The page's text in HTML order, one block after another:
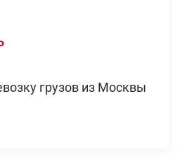
грузов из Москвы